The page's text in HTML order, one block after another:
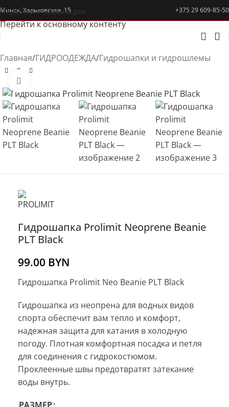
Перейти к навигации
Перейти к основному контенту
Минск, Харьковская, 15 +375 29 609-85-50
Главная/ГИДРООДЕЖДА/Гидрошапки и гидрошлемы
Гидрошапка Prolimit Neoprene Beanie
PLT Black
99.00 BYN
Гидрошапка Prolimit Neo Beanie PLT Black
Гидрошапка из неопрена для водных видов
спорта обеспечит вам тепло и комфорт,
надежная защита для катания в холодную
погоду. Плотная комфортная посадка и петля
для соединения с гидрокостюмом.
Проклеенные швы предотвратят затекание
воды внутрь.